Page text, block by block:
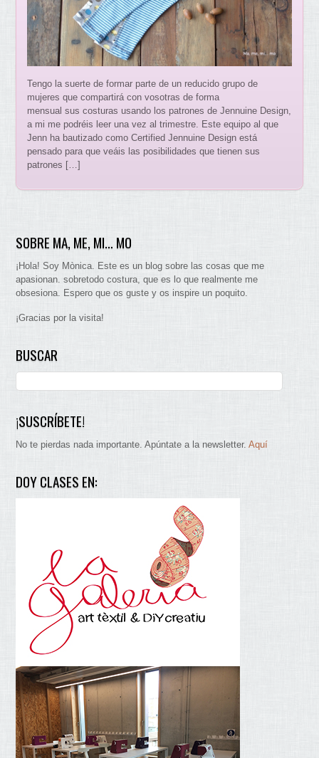
Tengo la suerte de formar parte de un reducido grupo de
mujeres que compartirá con vosotras de forma
mensual sus costuras usando los patrones de Jennuine Design,
a mi me podréis leer una vez al trimestre. Este equipo al que
Jenn ha bautizado como Certified Jennuine Design está
pensado para que veáis las posibilidades que tienen sus
patrones […]
SOBRE MA, ME, MI… MO
¡Hola! Soy Mònica. Este es un blog sobre las cosas que me
apasionan. sobretodo costura, que es lo que realmente me
obsesiona. Espero que os guste y os inspire un poquito.
¡Gracias por la visita!
BUSCAR
¡SUSCRÍBETE!
No te pierdas nada importante. Apúntate a la newsletter.Aquí
DOY CLASES EN: